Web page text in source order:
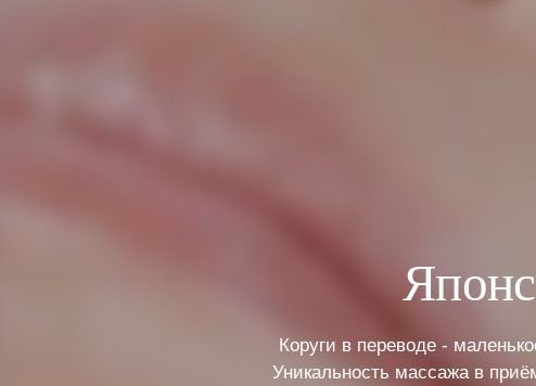
Коруги в переводе -
Уникальность массажа в